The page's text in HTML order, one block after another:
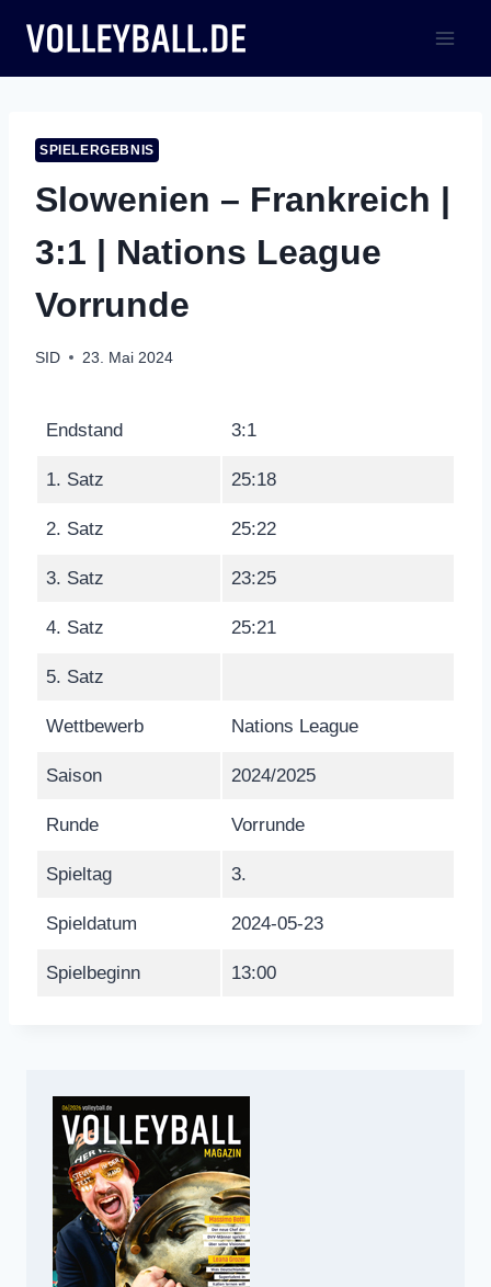
Inhalt
springen
SPIELERGEBNIS
Slowenien – Frankreich |
3:1 | Nations League
Vorrunde
SID 23. Mai 2024
Endstand 3:1
1. Satz 25:18
2. Satz 25:22
3. Satz 23:25
4. Satz 25:21
5. Satz
Wettbewerb Nations League
Saison 2024/2025
Runde Vorrunde
Spieltag 3.
Spieldatum 2024-05-23
Spielbeginn 13:00